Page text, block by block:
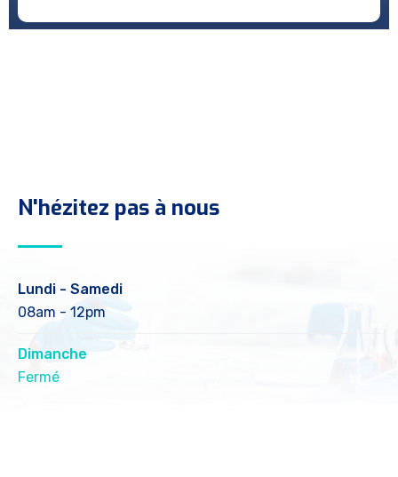
N'hézitez pas à nous
Lundi - Samedi
08am - 12pm
Dimanche
Fermé